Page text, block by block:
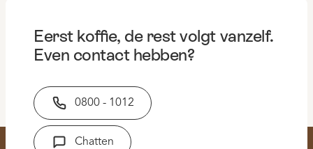
Eerst koffie, de rest volgt vanzelf.
Even contact hebben?
0800 - 1012
Chatten